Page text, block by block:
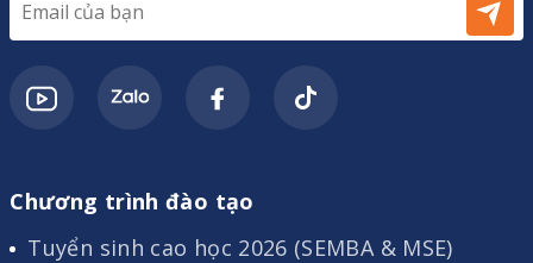
Chương trình đào tạo
Tuyển sinh cao học 2026 (SEMBA & MSE)